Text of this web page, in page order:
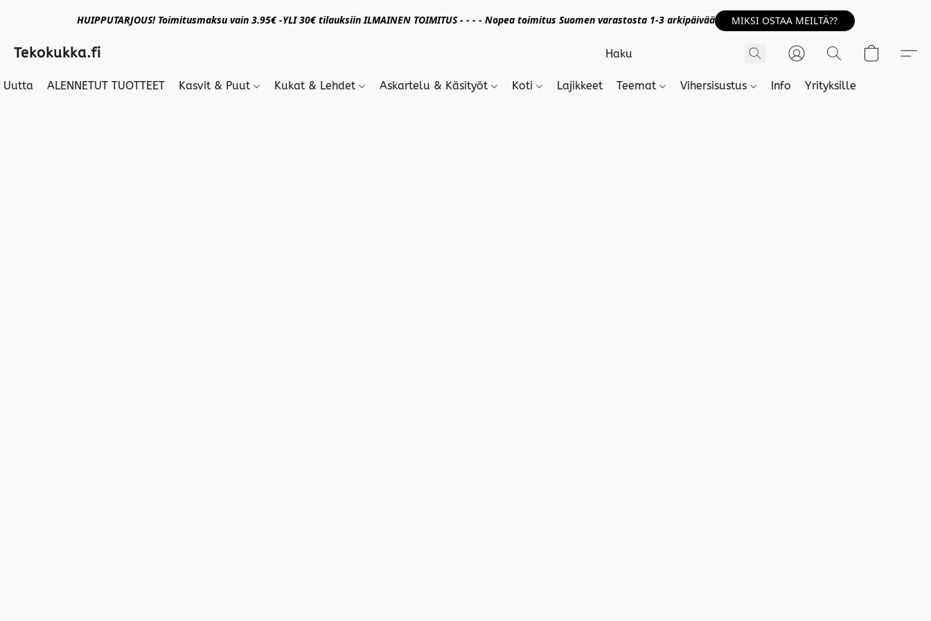
HUIPPUTARJOUS! Toimitusmaksu vain 3.95€ -YLI 30€ tilauksiin ILMAINEN TOIMITUS - - - - Nopea toimitus Suomen varastosta 1-3 arkipäivää MIKSI OSTAA MEILTÄ??
Tekokukka.fi
Uutta ALENNETUT TUOTTEET Kasvit & Puut Kukat & Lehdet Askartelu & Käsityöt Koti Lajikkeet Teemat Vihersisustus Info Yrityksille